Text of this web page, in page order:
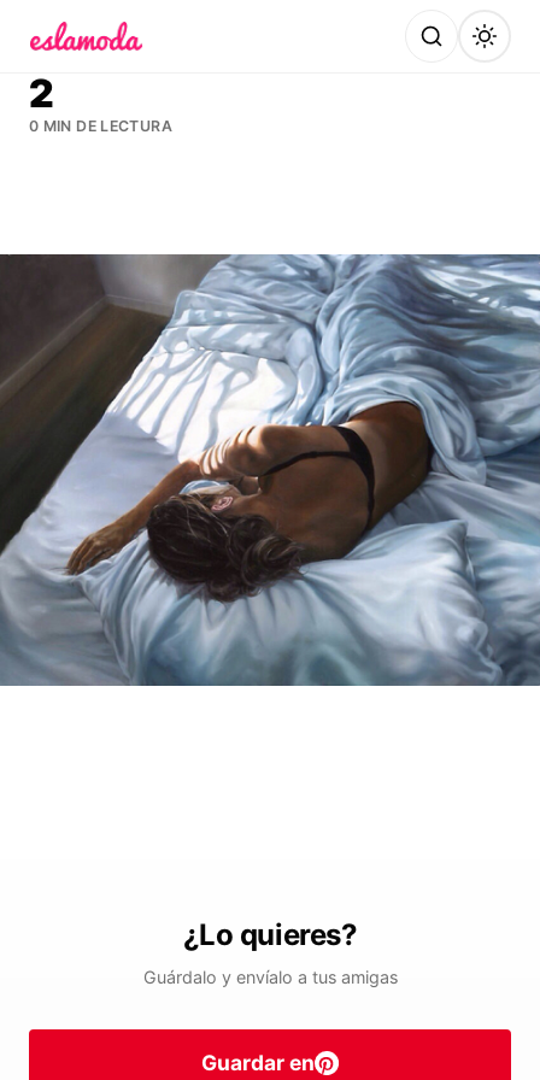
2
0 MIN DE LECTURA
¿Lo quieres?
Guárdalo y envíalo a tus amigas
Guardar en